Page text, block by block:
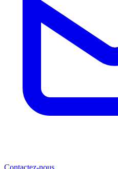
Contactez-nous